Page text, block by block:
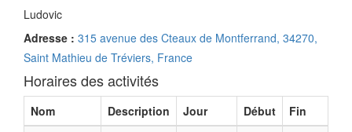
Ludovic
Adresse : 315 avenue des Cteaux de Montferrand, 34270,
Saint Mathieu de Tréviers, France
Horaires des activités
Nom Description Jour Début
Fin